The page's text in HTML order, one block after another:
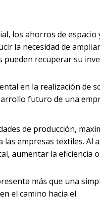
los ahorros de espacio
la necesidad de
pueden recuperar su
en la realización de
futuro de una
de producción,
empresas textiles. Al
aumentar la eficiencia
más que una
el camino hacia el